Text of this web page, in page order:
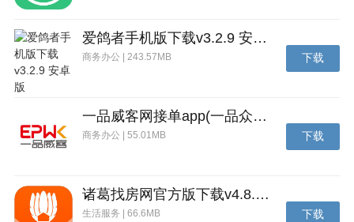
爱鸽者手机版下载v3.2.9 安卓版
商务办公 | 243.57MB 下载
一品威客网接单app(一品众包)下载v2.7.1 安卓最新版
商务办公 | 55.01MB 下载
诸葛找房网官方版下载v4.8.1.1 安卓最新版
生活服务 | 66.6MB 下载